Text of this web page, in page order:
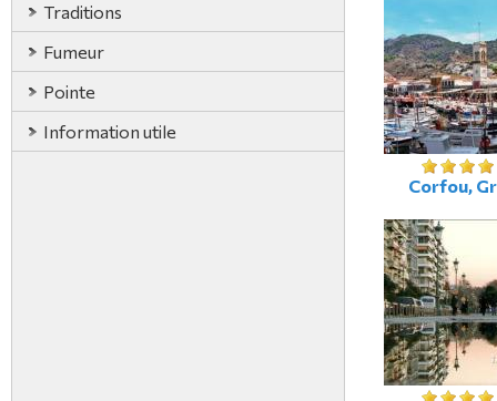
Traditions
Fumeur
Pointe
Information utile
Corfou,